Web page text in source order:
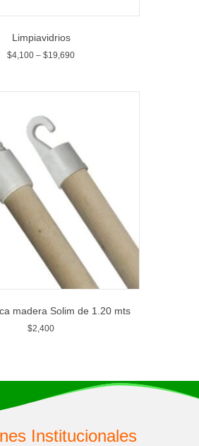
Limpiavidrios
$4,100 – $19,690
madera Solim de 1.20 mts
$2,400
Institucionales